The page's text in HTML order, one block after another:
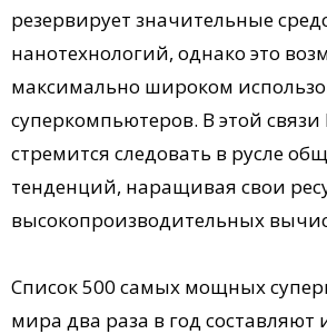
резервирует значительные
нанотехнологий, однако это
максимально широком
суперкомпьютеров. В этой связи
стремится следовать в русле
тенденций, наращивая свои
высокопроизводительных
Список 500 самых мощных
мира два раза в год составляют